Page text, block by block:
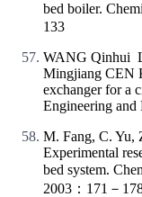
bed boiler.
133
WANG Qinhui
Mingjiang CEN
exchanger for a
Engineering and
M. Fang, C. Yu,
Experimental
bed system.
2003：171－